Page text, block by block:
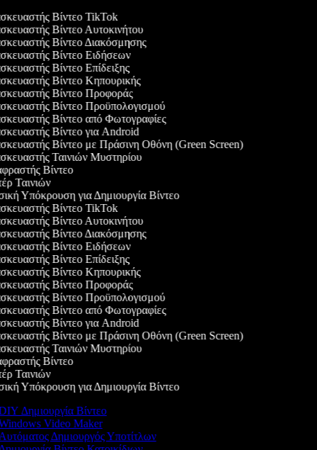
Βίντεο TikTok
Βίντεο Αυτοκινήτου
Βίντεο Διακόσμησης
Βίντεο Ειδήσεων
Βίντεο Επίδειξης
Βίντεο Κηπουρικής
Βίντεο Προφοράς
Βίντεο Προϋπολογισμού
Βίντεο από Φωτογραφίες
Βίντεο για Android
Βίντεο με Πράσινη Οθόνη (Green Screen)
Ταινιών Μυστηρίου
Βίντεο
Ταινιών
Υπόκρουση για Δημιουργία Βίντεο
Βίντεο TikTok
Βίντεο Αυτοκινήτου
Βίντεο Διακόσμησης
Βίντεο Ειδήσεων
Βίντεο Επίδειξης
Βίντεο Κηπουρικής
Βίντεο Προφοράς
Βίντεο Προϋπολογισμού
Βίντεο από Φωτογραφίες
Βίντεο για Android
Βίντεο με Πράσινη Οθόνη (Green Screen)
Ταινιών Μυστηρίου
Βίντεο
Ταινιών
Υπόκρουση για Δημιουργία Βίντεο
Δημιουργία Βίντεο
Video Maker
Δημιουργός Υποτίτλων